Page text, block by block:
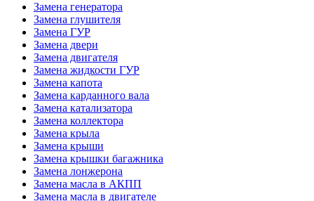
Замена генератора
Замена глушителя
Замена ГУР
Замена двери
Замена двигателя
Замена жидкости ГУР
Замена капота
Замена карданного вала
Замена катализатора
Замена коллектора
Замена крыла
Замена крыши
Замена крышки багажника
Замена лонжерона
Замена масла в АКПП
Замена масла в двигателе